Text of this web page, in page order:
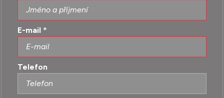
E-mail *
Telefon